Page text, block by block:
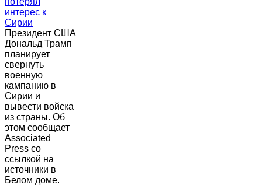
Президент США
Дональд Трамп
планирует
свернуть
военную
кампанию в
Сирии и
вывести войска
из страны. Об
этом сообщает
Associated
Press со
ссылкой на
источники в
Белом доме.